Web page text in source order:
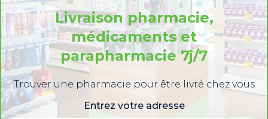
Livraison pharmacie,
médicaments et
parapharmacie 7j/7
Trouver une pharmacie pour être livré chez vous
Entrez votre adresse